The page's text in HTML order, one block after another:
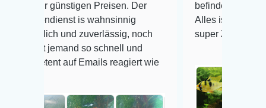
Preisen. Der
is wahnsinnig
zuverlässig, noch
so schnell und
Emails reagiert wie
befinden der Fische
Alles ist quick lebendig und im
super Zustand. Gerne wieder